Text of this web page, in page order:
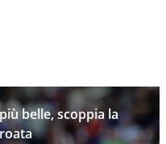
belle, scoppia la